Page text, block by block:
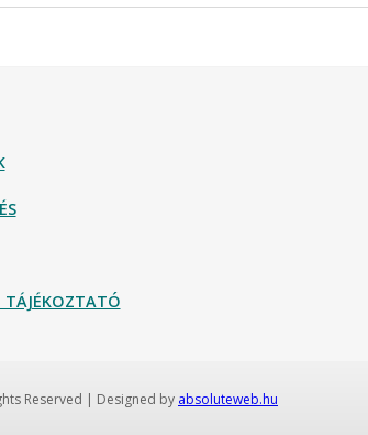
TÁJÉKOZTATÓ
Reserved | Designed by absoluteweb.hu